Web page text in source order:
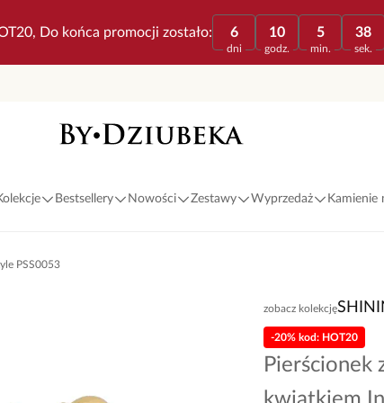
Do końca promocji zostało: 6
dni
10
godz.
5
min.
38
sek.
Bestsellery Nowości Zestawy Wyprzedaż Kamienie
PSS0053
zobacz kolekcję
Pierścionek
-20% kod: HOT20